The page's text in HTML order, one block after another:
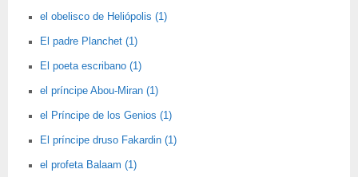
el obelisco de Heliópolis (1)
El padre Planchet (1)
El poeta escribano (1)
el príncipe Abou-Miran (1)
el Príncipe de los Genios (1)
El príncipe druso Fakardin (1)
el profeta Balaam (1)